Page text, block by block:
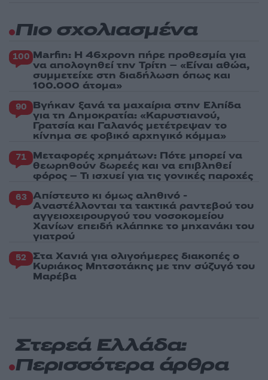
Πιο σχολιασμένα
100 Marfin: Η 46χρονη πήρε προθεσμία για
να απολογηθεί την Τρίτη – «Είναι αθώα,
συμμετείχε στη διαδήλωση όπως και
100.000 άτομα»
90 Βγήκαν ξανά τα μαχαίρια στην Ελπίδα
για τη Δημοκρατία: «Καρυστιανού,
Γρατσία και Γαλανός μετέτρεψαν το
κίνημα σε φοβικό αρχηγικό κόμμα»
71 Μεταφορές χρημάτων: Πότε μπορεί να
θεωρηθούν δωρεές και να επιβληθεί
φόρος – Τι ισχυεί για τις γονικές παροχές
63 Απίστευτο κι όμως αληθινό -
Aναστέλλονται τα τακτικά ραντεβού του
αγγειοχειρουργού του νοσοκομείου
Χανίων επειδή κλάπηκε το μηχανάκι του
γιατρού
52 Στα Χανιά για ολιγοήμερες διακοπές ο
Κυριάκος Μητσοτάκης με την σύζυγό του
Μαρέβα
Στερεά Ελλάδα:
Περισσότερα άρθρα